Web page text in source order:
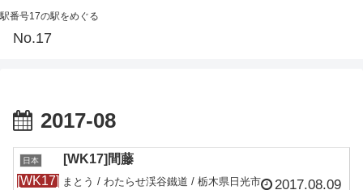
駅番号17の駅をめぐる
No.17
2017-08
日本
[WK17]間藤
[WK17] まとう / わたらせ渓谷鐵道 / 栃木県日光市 2017.08.09